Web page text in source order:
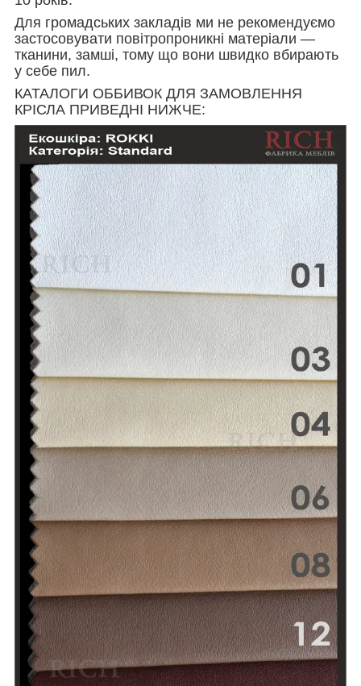
Для громадських закладів ми не рекомендуємо
застосовувати повітропроникні матеріали —
тканини, замші, тому що вони швидко вбирають
у себе пил.
КАТАЛОГИ ОББИВОК ДЛЯ ЗАМОВЛЕННЯ
КРІСЛА ПРИВЕДНІ НИЖЧЕ: